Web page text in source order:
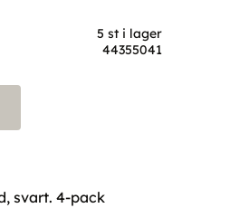
5 st i lager
44355041
svart. 4-pack